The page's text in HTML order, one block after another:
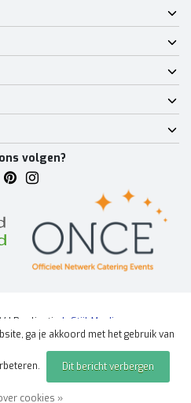
volgen?
Realisatie
InStijl Media
|Privacy Policy|Sitemap |
ga je akkoord met het gebruik van
Dit bericht verbergen
cookies »